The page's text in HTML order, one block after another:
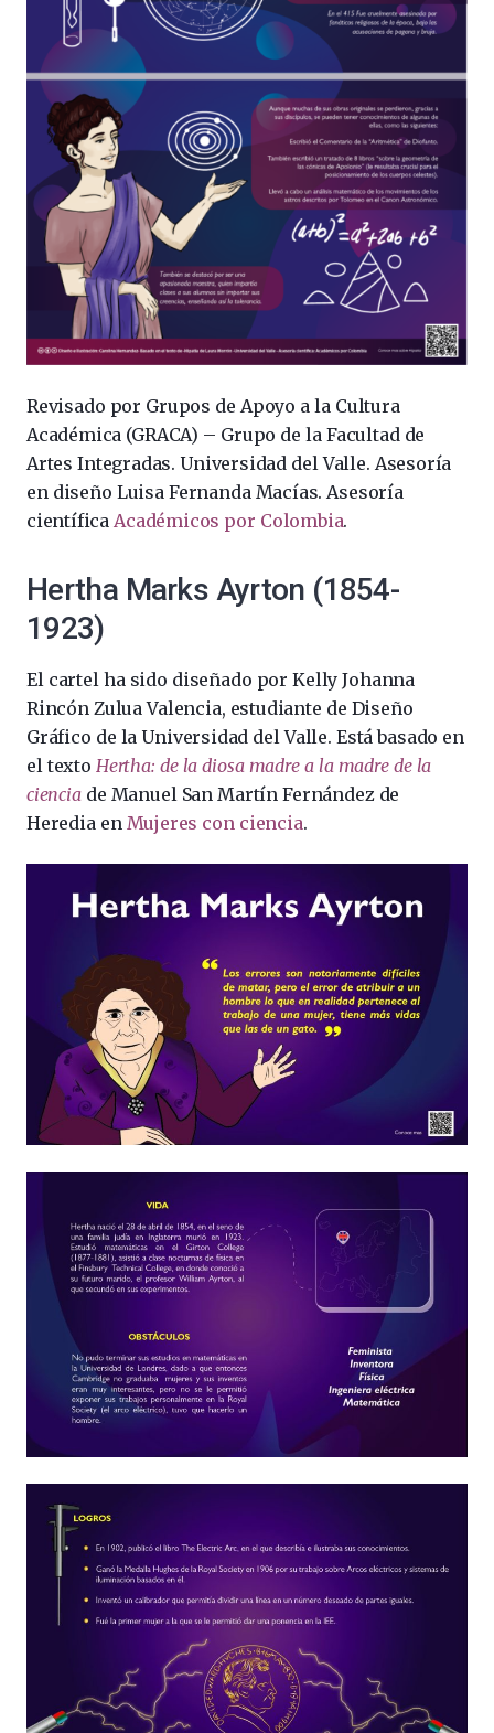
Revisado por Grupos de Apoyo a la Cultura
Académica (GRACA) – Grupo de la Facultad de
Artes Integradas. Universidad del Valle. Asesoría
en diseño Luisa Fernanda Macías. Asesoría
científica Académicos por Colombia.
Hertha Marks Ayrton (1854-
1923)
El cartel ha sido diseñado por Kelly Johanna
Rincón Zulua Valencia, estudiante de Diseño
Gráfico de la Universidad del Valle. Está basado en
el texto Hertha: de la diosa madre a la madre de la
ciencia de Manuel San Martín Fernández de
Heredia en Mujeres con ciencia.